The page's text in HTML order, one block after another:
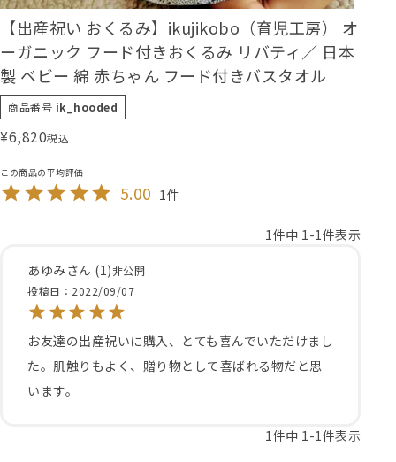
【出産祝い おくるみ】ikujikobo（育児工房） オ
ーガニック フード付きおくるみ リバティ／ 日本
製 ベビー 綿 赤ちゃん フード付きバスタオル
商品番号 ik_hooded
¥6,820税込
5.00 1
1件中 1 -1件表示
あゆみ
1 非公開
投稿日
2022/09/07
お友達の出産祝いに購入、とても喜んでいただけまし
た。肌触りもよく、贈り物として喜ばれる物だと思
います。
1件中 1 -1件表示